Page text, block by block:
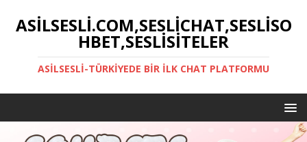
ASILSESLI.COM,SESLICHAT,SESLISO
HBET,SESLISITELER
ASILSESLI-TÜRKIYEDE BIR İLK CHAT PLATFORMU